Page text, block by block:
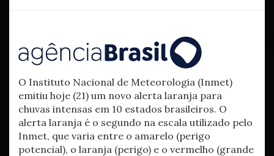
O Instituto Nacional de Meteorologia (Inmet)
emitiu hoje (21) um novo alerta laranja para
chuvas intensas em 10 estados brasileiros. O
alerta laranja é o segundo na escala utilizado pelo
Inmet, que varia entre o amarelo (perigo
potencial), o laranja (perigo) e o vermelho (grande